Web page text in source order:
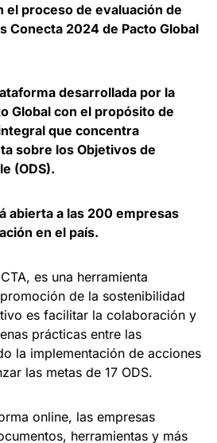
el proceso de evaluación de
Conecta 2024 de Pacto Global
desarrollada por la
Global con el propósito de
que concentra
sobre los Objetivos de
(ODS).
abierta a las 200 empresas
en el país.
es una herramienta
de la sostenibilidad
es facilitar la colaboración y
prácticas entre las
la implementación de acciones
las metas de 17 ODS.
online, las empresas
herramientas y más